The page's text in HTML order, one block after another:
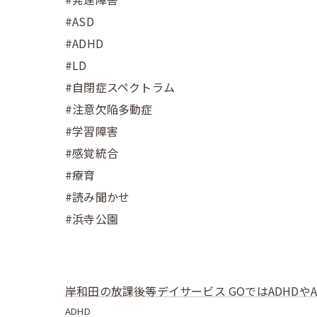
#ASD
#ADHD
#LD
#自閉症スペクトラム
#注意欠陥多動症
#学習障害
#感覚統合
#療育
#読み聞かせ
#浜寺公園
岸和田の放課後等デイサービス GOではADHDや
ADHD